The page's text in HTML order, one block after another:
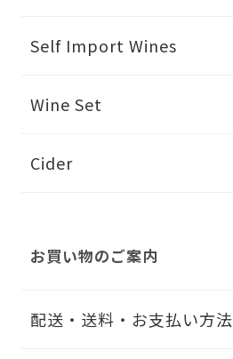
Self Import Wines
Wine Set
Cider
お買い物のご案内
配送・送料・お支払い方法